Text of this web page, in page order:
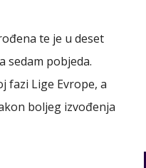
te je u deset
sedam pobjeda.
fazi Lige Evrope, a
boljeg izvođenja